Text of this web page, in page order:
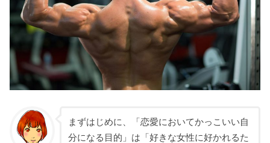
まずはじめに、「恋愛においてかっこいい自
分になる目的」は「好きな女性に好かれるた